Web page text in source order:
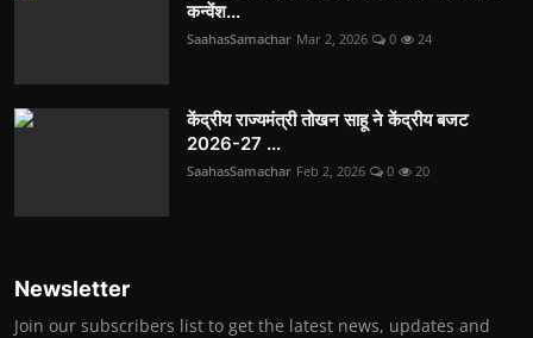
कन्वेंश...
SaahasSamachar Mar 2, 2026 0 24
केंद्रीय राज्यमंत्री तोखन साहू ने केंद्रीय बजट
2026-27 ...
SaahasSamachar Feb 2, 2026 0 20
Newsletter
Join our subscribers list to get the latest news, updates and